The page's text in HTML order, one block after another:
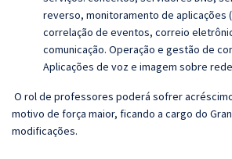
reverso, monitoramento de aplicações
correlação de eventos, correio
comunicação. Operação e gestão de
Aplicações de voz e imagem sobre
O rol de professores poderá sofrer
motivo de força maior, ficando a cargo do
modificações.